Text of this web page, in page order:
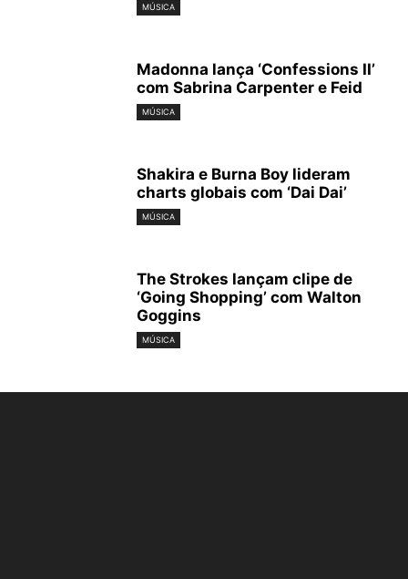
MÚSICA
Madonna lança ‘Confessions II’
com Sabrina Carpenter e Feid
MÚSICA
Shakira e Burna Boy lideram
charts globais com ‘Dai Dai’
MÚSICA
The Strokes lançam clipe de
‘Going Shopping’ com Walton
Goggins
MÚSICA